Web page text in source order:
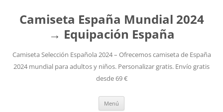
Camiseta España Mundial 2024
→ Equipación España
Camiseta Selección Española 2024 – Ofrecemos camiseta de España
2024 mundial para adultos y niños. Personalizar gratis. Envío gratis
desde 69 €
Menú